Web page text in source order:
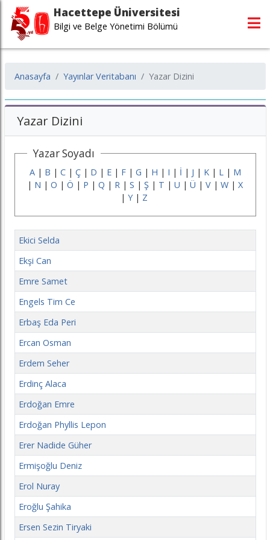
Hacettepe Üniversitesi
Bilgi ve Belge Yönetimi Bölümü
Anasayfa Yayınlar Veritabanı Yazar Dizini
Yazar Dizini
Yazar Soyadı
A| B | C| Ç| D | E| F| G | H | I | İ | J | K| L| M
| N | O | Ö | P | Q | R | S | Ş | T | U | Ü | V | W | X
| Y| Z
Ekici Selda
Ekşi Can
Emre Samet
Engels Tim Ce
Erbaş Eda Peri
Ercan Osman
Erdem Seher
Erdinç Alaca
Erdoğan Emre
Erdoğan Phyllis Lepon
Erer Nadide Güher
Ermişoğlu Deniz
Erol Nuray
Eroğlu Şahika
Ersen Sezin Tiryaki